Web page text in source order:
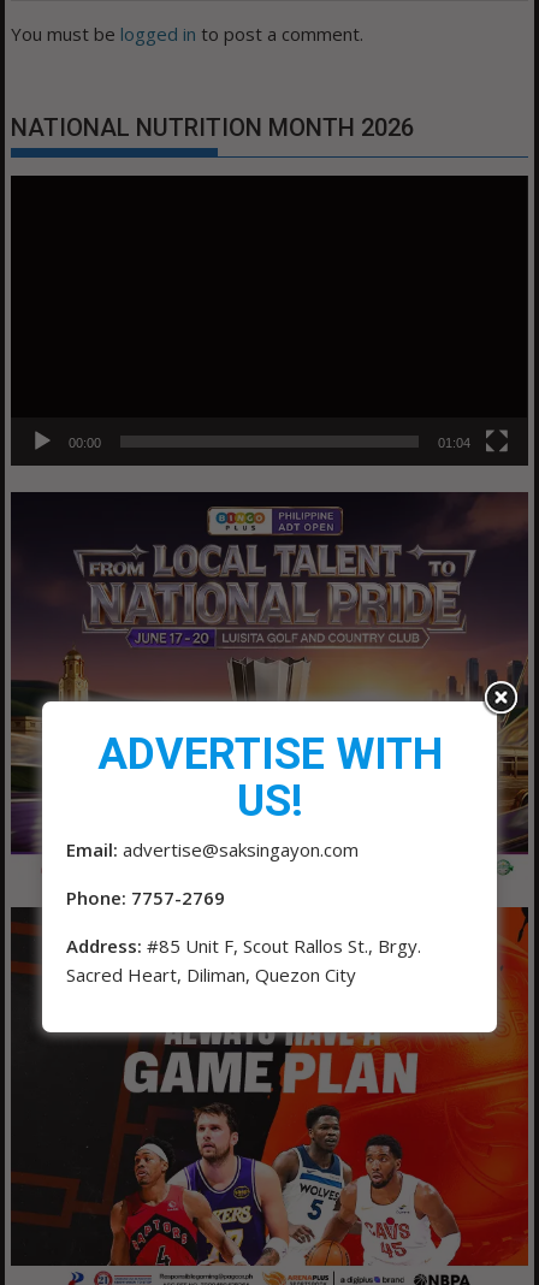
You must be logged in to post a comment.
NATIONAL NUTRITION MONTH 2026
00:00 01:04
ADVERTISE WITH
US!
Email: advertise@saksingayon.com
Phone: 7757-2769
Address: #85 Unit F, Scout Rallos St., Brgy.
Sacred Heart, Diliman, Quezon City